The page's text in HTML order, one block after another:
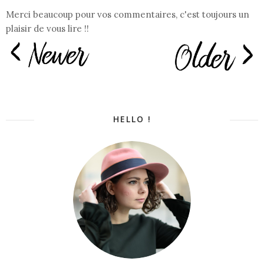
Merci beaucoup pour vos commentaires, c'est toujours un
plaisir de vous lire !!
HELLO !